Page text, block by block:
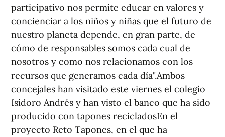
participativo nos permite educar en valores y
concienciar a los niños y niñas que el futuro de
nuestro planeta depende, en gran parte, de
cómo de responsables somos cada cual de
nosotros y como nos relacionamos con los
recursos que generamos cada día".Ambos
concejales han visitado este viernes el colegio
Isidoro Andrés y han visto el banco que ha sido
producido con tapones recicladosEn el
proyecto Reto Tapones, en el que ha